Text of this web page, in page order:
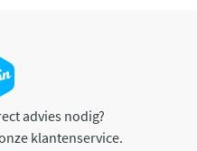
advies nodig?
klantenservice.